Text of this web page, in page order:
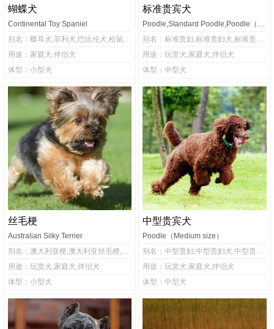
蝴蝶犬
Continental Toy Spaniel
别名：蝶耳犬,菲利犬,巴比伦犬,松鼠猎鹬犬
用途：家庭犬,伴侣犬
体型：小型犬
标准贵宾犬
Poodle,Standard Poodle,Poodle（Standard）
别名：标准贵妇,标准贵妇犬,标准贵宾,标准泰迪,贵宾犬,泰迪,泰迪犬
用途：玩赏犬,家庭犬,伴侣犬
体型：中型犬
丝毛梗
Australian Silky Terrier
别名：澳大利亚梗,澳大利亚丝毛梗,澳洲梗,澳州丝毛梗,澳洲丝毛梗
用途：玩赏犬,家庭犬,伴侣犬
体型：小型犬
中型贵宾犬
Poodle（Medium size）
别名：中型贵妇,中型贵妇犬,中型贵宾,中型泰迪
用途：玩赏犬,家庭犬,伴侣犬
体型：中型犬